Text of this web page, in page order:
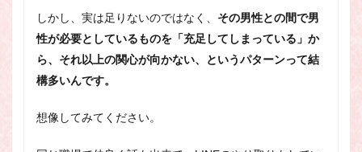
しかし、実は足りないのではなく、 その男性との間で男
性が必要としているものを「充足してしまっている」か
ら、それ以上の関心が向かない、というパターンって結
構多いんです。
想像してみてください。